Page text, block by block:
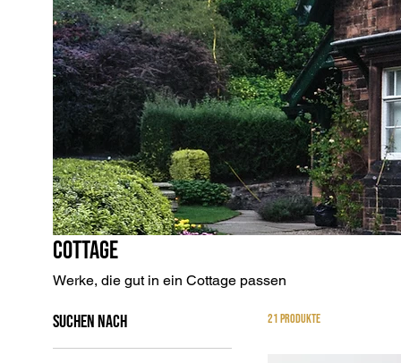
Cottage
Werke, die gut in ein Cottage passen
Suchen nach 21 Produkte